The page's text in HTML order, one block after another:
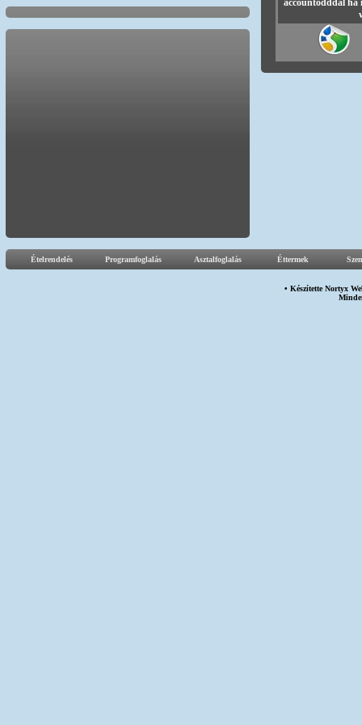
accountodddal ha
Ételrendelés Programfoglalás Asztalfoglalás Éttermek
• KészítetteNortyx